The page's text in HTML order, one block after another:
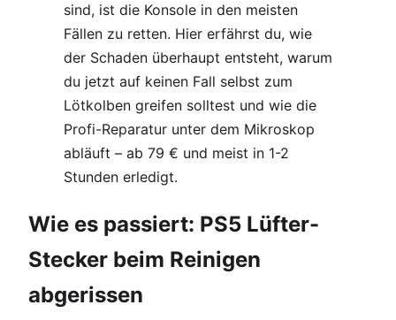
sind, ist die Konsole in den meisten
Fällen zu retten. Hier erfährst du, wie
der Schaden überhaupt entsteht, warum
du jetzt auf keinen Fall selbst zum
Lötkolben greifen solltest und wie die
Profi-Reparatur unter dem Mikroskop
abläuft – ab 79 € und meist in 1-2
Stunden erledigt.
Wie es passiert: PS5 Lüfter-
Stecker beim Reinigen
abgerissen